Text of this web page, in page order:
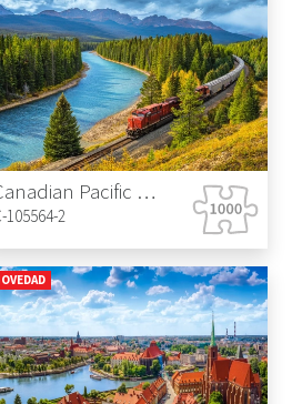
Canadian Pacific Railway in Banff National Park
105564-2